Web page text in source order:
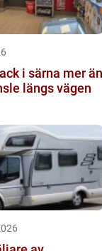
särna mer än
längs vägen